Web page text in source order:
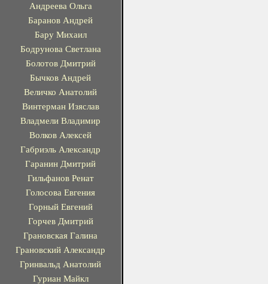
Андреева Ольга
Баранов Андрей
Бару Михаил
Бодрунова Светлана
Болотов Дмитрий
Бычков Андрей
Величко Анатолий
Винтерман Изяслав
Владмели Владимир
Волков Алексей
Габриэль Александр
Гаранин Дмитрий
Гильфанов Ренат
Голосова Евгения
Горный Евгений
Горчев Дмитрий
Грановская Галина
Грановский Александр
Гринвальд Анатолий
Гуриан Майкл